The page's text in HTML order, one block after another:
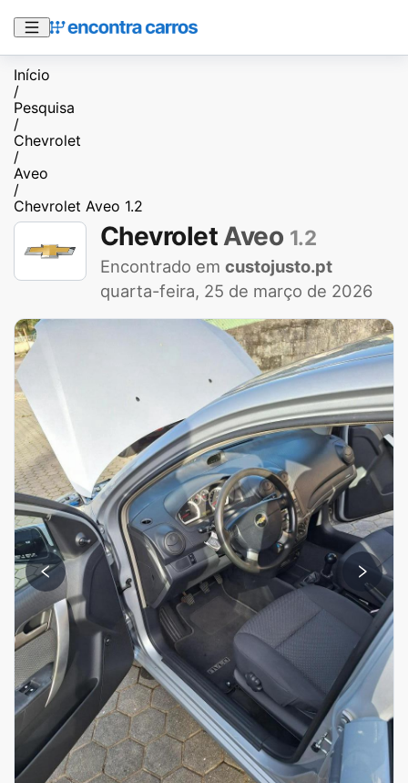
Início
/
Pesquisa
/
Chevrolet
/
Aveo
/
Chevrolet Aveo 1.2
ChevroletAveo 1.2
Encontrado em custojusto.pt
quarta-feira, 25 de março de 2026